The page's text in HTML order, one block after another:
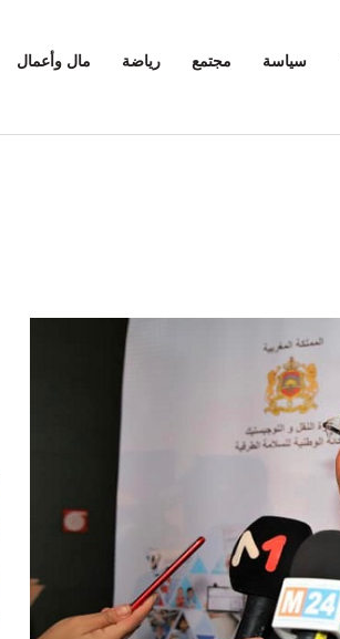
سياسة مجتمع رياضة مال وأعمال